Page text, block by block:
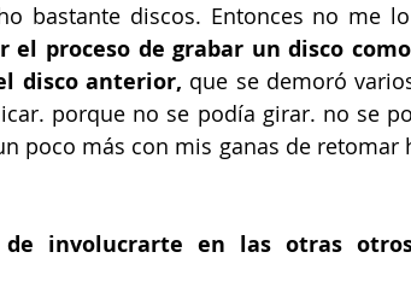
bastante discos. Entonces no me
proceso de grabar un disco
disco anterior, que se demoró
porque no se podía girar. no se
poco más con mis ganas de retomar
de involucrarte en las otras